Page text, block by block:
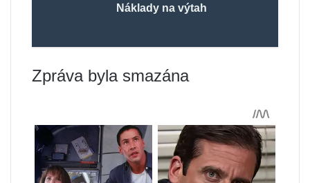
Náklady na výtah
Zpráva byla smazána